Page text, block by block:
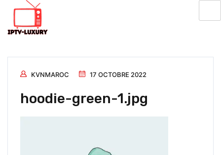
KVNMAROC 17 OCTOBRE 2022
hoodie-green-1.jpg